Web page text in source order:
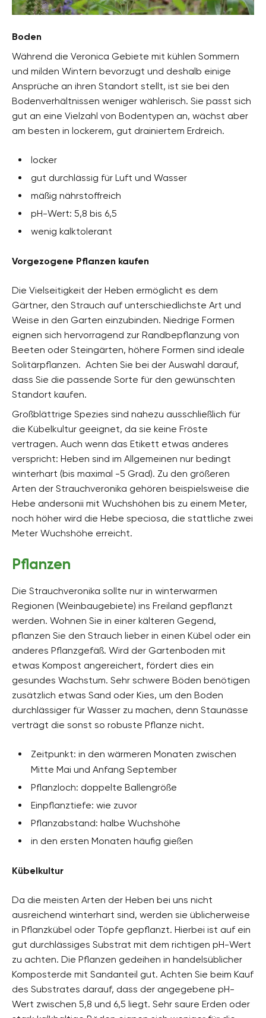
Boden
Während die Veronica Gebiete mit kühlen Sommern
und milden Wintern bevorzugt und deshalb einige
Ansprüche an ihren Standort stellt, ist sie bei den
Bodenverhältnissen weniger wählerisch. Sie passt sich
gut an eine Vielzahl von Bodentypen an, wächst aber
am besten in lockerem, gut drainiertem Erdreich.
locker
gut durchlässig für Luft und Wasser
mäßig nährstoffreich
pH-Wert: 5,8 bis 6,5
wenig kalktolerant
Vorgezogene Pflanzen kaufen
Die Vielseitigkeit der Heben ermöglicht es dem
Gärtner, den Strauch auf unterschiedlichste Art und
Weise in den Garten einzubinden. Niedrige Formen
eignen sich hervorragend zur Randbepflanzung von
Beeten oder Steingärten, höhere Formen sind ideale
Solitärpflanzen. Achten Sie bei der Auswahl darauf,
dass Sie die passende Sorte für den gewünschten
Standort kaufen.
Großblättrige Spezies sind nahezu ausschließlich für
die Kübelkultur geeignet, da sie keine Fröste
vertragen. Auch wenn das Etikett etwas anderes
verspricht: Heben sind im Allgemeinen nur bedingt
winterhart (bis maximal -5 Grad). Zu den größeren
Arten der Strauchveronika gehören beispielsweise die
Hebe andersonii mit Wuchshöhen bis zu einem Meter,
noch höher wird die Hebe speciosa, die stattliche zwei
Meter Wuchshöhe erreicht.
Pflanzen
Die Strauchveronika sollte nur in winterwarmen
Regionen (Weinbaugebiete) ins Freiland gepflanzt
werden. Wohnen Sie in einer kälteren Gegend,
pflanzen Sie den Strauch lieber in einen Kübel oder ein
anderes Pflanzgefäß. Wird der Gartenboden mit
etwas Kompost angereichert, fördert dies ein
gesundes Wachstum. Sehr schwere Böden benötigen
zusätzlich etwas Sand oder Kies, um den Boden
durchlässiger für Wasser zu machen, denn Staunässe
verträgt die sonst so robuste Pflanze nicht.
Zeitpunkt: in den wärmeren Monaten zwischen
Mitte Mai und Anfang September
Pflanzloch: doppelte Ballengröße
Einpflanztiefe: wie zuvor
Pflanzabstand: halbe Wuchshöhe
in den ersten Monaten häufig gießen
Kübelkultur
Da die meisten Arten der Heben bei uns nicht
ausreichend winterhart sind, werden sie üblicherweise
in Pflanzkübel oder Töpfe gepflanzt. Hierbei ist auf ein
gut durchlässiges Substrat mit dem richtigen pH-Wert
zu achten. Die Pflanzen gedeihen in handelsüblicher
Komposterde mit Sandanteil gut. Achten Sie beim Kauf
des Substrates darauf, dass der angegebene pH-
Wert zwischen 5,8 und 6,5 liegt. Sehr saure Erden oder